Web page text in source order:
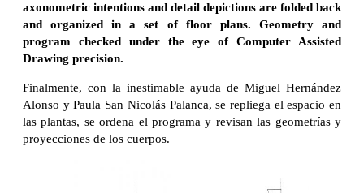
axonometric intentions and detail depictions are folded back
and organized in a set of floor plans. Geometry and
program checked under the eye of Computer Assisted
Drawing precision.
Finalmente, con la inestimable ayuda de Miguel Hernández
Alonso y Paula San Nicolás Palanca, se repliega el espacio en
las plantas, se ordena el programa y revisan las geometrías y
proyecciones de los cuerpos.